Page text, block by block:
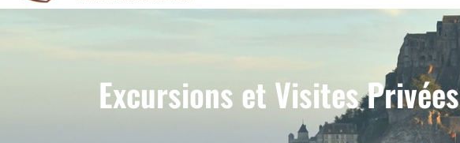
Excursions et Visites Privées